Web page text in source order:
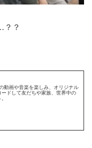
？？
動画や音楽を楽しみ、オリジナル
ドして友だちや家族、世界中の